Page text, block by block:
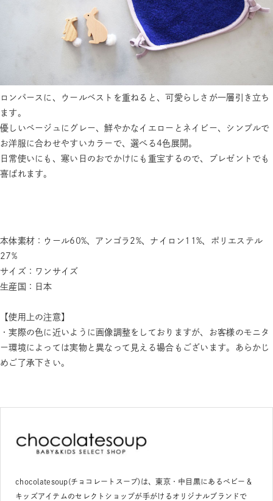
ロンパースに、ウールベストを重ねると、可愛らしさが一層引き立ち
ます。
優しいベージュにグレー、鮮やかなイエローとネイビー、シンプルで
お洋服に合わせやすいカラーで、選べる4色展開。
日常使いにも、寒い日のおでかけにも重宝するので、プレゼントでも
喜ばれます。
本体素材：ウール60%、アンゴラ2%、ナイロン11%、ポリエステル
27%
サイズ：ワンサイズ
生産国：日本
【使用上の注意】
・実際の色に近いように画像調整をしておりますが、お客様のモニタ
ー環境によっては実物と異なって見える場合もございます。あらかじ
めご了承下さい。
chocolatesoup(チョコレートスープ)は、東京・中目黒にあるベビー＆
キッズアイテムのセレクトショップが手がけるオリジナルブランドで